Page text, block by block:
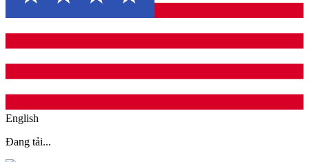
English
Đang tải...